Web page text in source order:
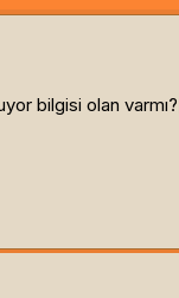
bilgisi olan